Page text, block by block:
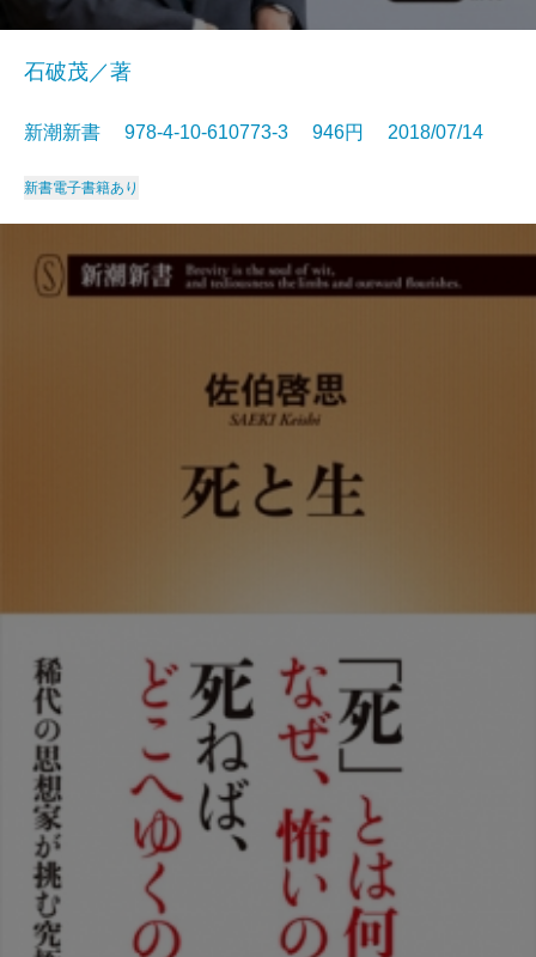
石破茂／著
新潮新書 978-4-10-610773-3 946円 2018/07/14
新書電子書籍あり